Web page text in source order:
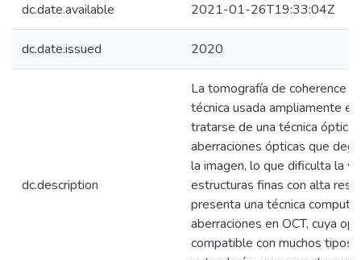
dc.date.available 2021-01-26T19:33:04Z
dc.date.issued 2020
dc.description
La tomografía de coherence
técnica usada ampliamente
tratarse de una técnica óptica
aberraciones ópticas que
la imagen, lo que dificulta la
estructuras finas con alta
presenta una técnica
aberraciones en OCT, cuya
compatible con muchos tipos